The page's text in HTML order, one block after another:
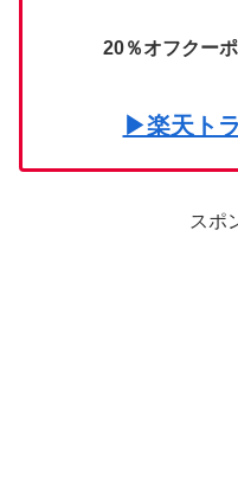
20％オフクー
▶楽天ト
スポ